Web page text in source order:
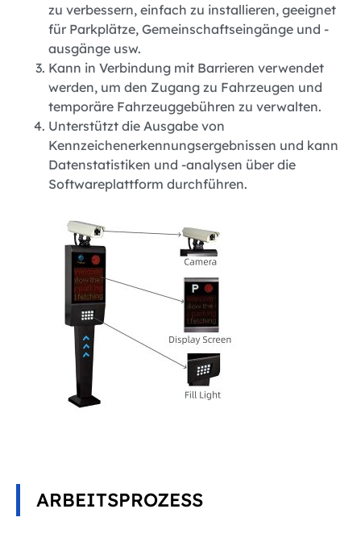
zu verbessern, einfach zu installieren, geeignet
für Parkplätze, Gemeinschaftseingänge und -
ausgänge usw.
Kann in Verbindung mit Barrieren verwendet
werden, um den Zugang zu Fahrzeugen und
temporäre Fahrzeuggebühren zu verwalten.
Unterstützt die Ausgabe von
Kennzeichenerkennungsergebnissen und kann
Datenstatistiken und -analysen über die
Softwareplattform durchführen.
ARBEITSPROZESS